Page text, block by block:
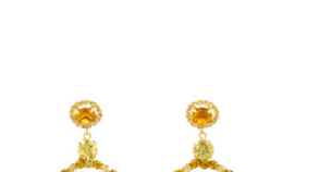
Προσθήκη
wishlist